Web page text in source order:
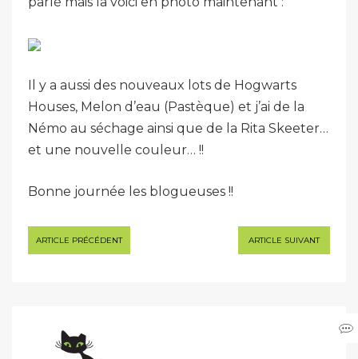
Il y a aussi des nouveaux lots de Hogwarts
Houses, Melon d’eau (Pastèque) et j’ai de la
Némo au séchage ainsi que de la Rita Skeeter…
et une nouvelle couleur… !!
Bonne journée les blogueuses !!
Navigation
de
ARTICLE PRÉCÉDENT ARTICLE SUIVANT